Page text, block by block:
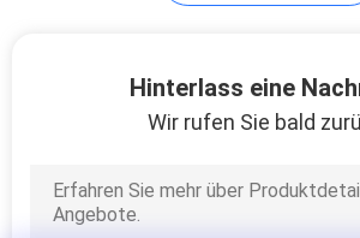
Ölfreie Buchse
Hinterlass eine
Wir rufen Sie bald